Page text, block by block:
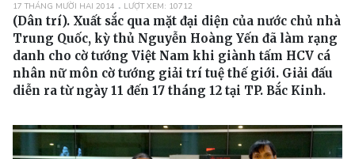
17 THÁNG MƯỜI HAI 2014 LƯỢT XEM: 10712
(Dân trí). Xuất sắc qua mặt đại diện của nước chủ nhà
Trung Quốc, kỳ thủ Nguyễn Hoàng Yến đã làm rạng
danh cho cờ tướng Việt Nam khi giành tấm HCV cá
nhân nữ môn cờ tướng giải trí tuệ thế giới. Giải đấu
diễn ra từ ngày 11 đến 17 tháng 12 tại TP. Bắc Kinh.